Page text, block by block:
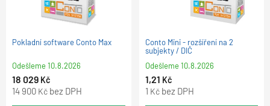
Pokladní software Conto Max
Odešleme10.8.2026
18 029 Kč
14 900 Kč bez DPH
Conto Mini - rozšíření na 2
subjekty / DIČ
Odešleme10.8.2026
1,21 Kč
1 Kč bez DPH